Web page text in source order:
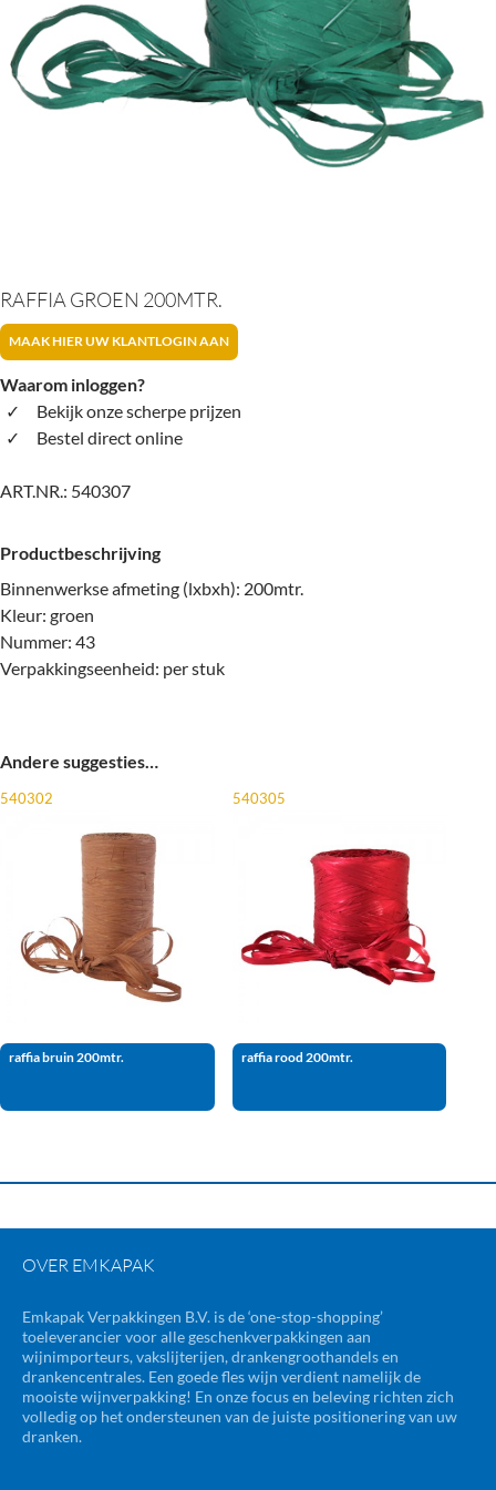
RAFFIA GROEN 200MTR.
MAAK HIER UW KLANTLOGIN AAN
Waarom inloggen?
Bekijk onze scherpe prijzen
Bestel direct online
ART.NR.: 540307
Productbeschrijving
Binnenwerkse afmeting (lxbxh): 200mtr.
Kleur: groen
Nummer: 43
Verpakkingseenheid: per stuk
Andere suggesties…
540302
raffia bruin 200mtr.
540305
raffia rood 200mtr.
OVER EMKAPAK
Emkapak Verpakkingen B.V. is de ‘one-stop-shopping’
toeleverancier voor alle geschenkverpakkingen aan
wijnimporteurs, vakslijterijen, drankengroothandels en
drankencentrales. Een goede fles wijn verdient namelijk de
mooiste wijnverpakking! En onze focus en beleving richten zich
volledig op het ondersteunen van de juiste positionering van uw
dranken.